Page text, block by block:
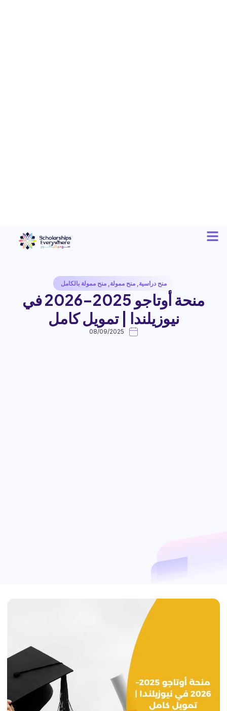
منح دراسية,منح ممولة,منح ممولة بالكامل
منحة أوتاجو 2025–2026 في
نيوزيلندا | تمويل كامل
08/09/2025